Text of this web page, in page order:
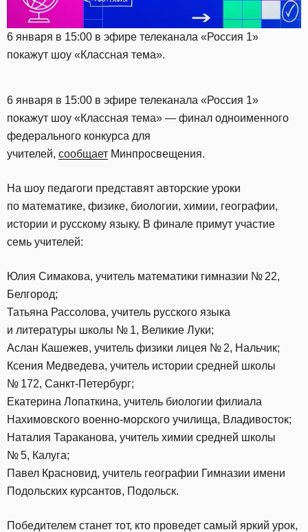
6 января в 15:00 в эфире телеканала «Россия 1»
покажут шоу «Классная тема».
6 января в 15:00 в эфире телеканала «Россия 1»
покажут шоу «Классная тема» — финал одноименного
федерального конкурса для
учителей, сообщает Минпросвещения.
На шоу педагоги представят авторские уроки
по математике, физике, биологии, химии, географии,
истории и русскому языку. В финале примут участие
семь учителей:
Юлия Симакова, учитель математики гимназии № 22,
Белгород;
Татьяна Рассолова, учитель русского языка
и литературы школы № 1, Великие Луки;
Аслан Кашежев, учитель физики лицея № 2, Нальчик;
Ксения Медведева, учитель истории средней школы
№ 172, Санкт-Петербург;
Екатерина Лопаткина, учитель биологии филиала
Нахимовского военно-морского училища, Владивосток;
Наталия Тараканова, учитель химии средней школы
№ 5, Калуга;
Павел Красновид, учитель географии Гимназии имени
Подольских курсантов, Подольск.
Победителем станет тот, кто проведет самый яркий урок,